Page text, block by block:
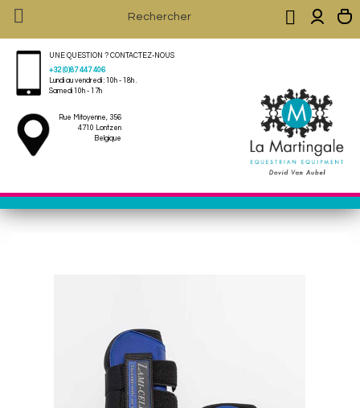
 
UNE QUESTION ? CONTACTEZ-NOUS
+32 (0)87 447 406
Lundi au vendredi : 10h - 18h .
Samedi 10h - 17h
Rue Mitoyenne, 356
4710 Lontzen
Belgique